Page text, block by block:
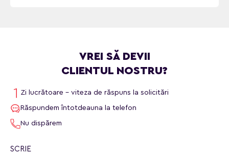
VREI SĂ DEVII
CLIENTUL NOSTRU?
Zi lucrătoare - viteza de răspuns la solicitări
Răspundem întotdeauna la telefon
Nu dispărem
SCRIE